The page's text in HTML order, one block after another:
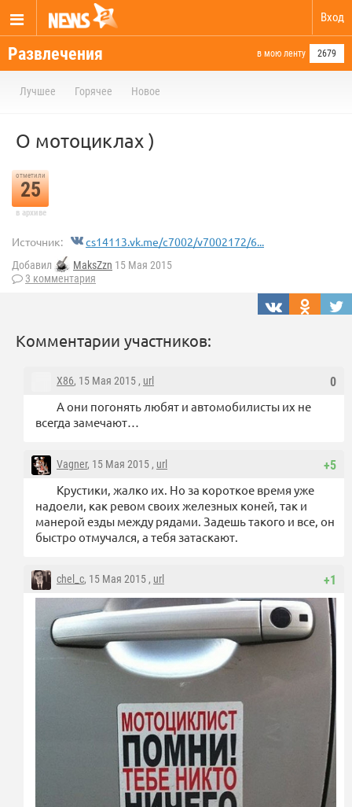
Вход
Развлечения в мою ленту 2679
Лучшее Горячее Новое
О мотоциклах )
отметили
25
в архиве
Источник: cs14113.vk.me/c7002/v7002172/6...
Добавил MaksZzn 15 Мая 2015
3 комментария
Комментарии участников:
0
X86, 15 Мая 2015 , url
А они погонять любят и автомобилисты их не
всегда замечают…
+5
Vagner, 15 Мая 2015 , url
Крустики, жалко их. Но за короткое время уже
надоели, как ревом своих железных коней, так и
манерой езды между рядами. Задешь такого и все, он
быстро отмучался, а тебя затаскают.
+1
chel_c, 15 Мая 2015 , url